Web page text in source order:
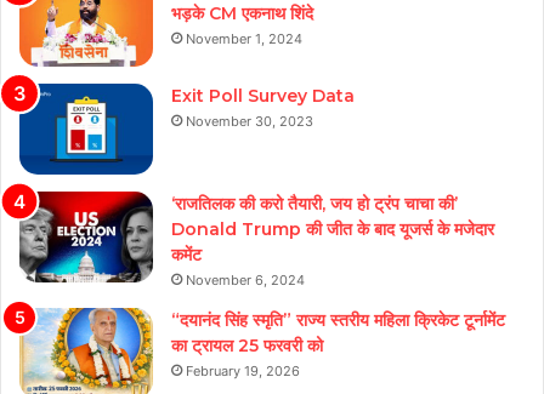
भड़के CM एकनाथ शिंदे
November 1, 2024
Exit Poll Survey Data
November 30, 2023
‘राजतिलक की करो तैयारी, जय हो ट्रंप चाचा की’
Donald Trump की जीत के बाद यूजर्स के मजेदार
कमेंट
November 6, 2024
“दयानंद सिंह स्मृति” राज्य स्तरीय महिला क्रिकेट टूर्नामेंट
का ट्रायल 25 फरवरी को
February 19, 2026